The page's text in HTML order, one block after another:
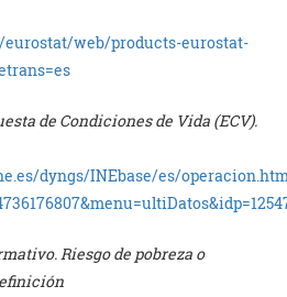
eurostat/web/products-eurostat-
de Condiciones de Vida (ECV).
dyngs/INEbase/es/
Riesgo de pobreza o